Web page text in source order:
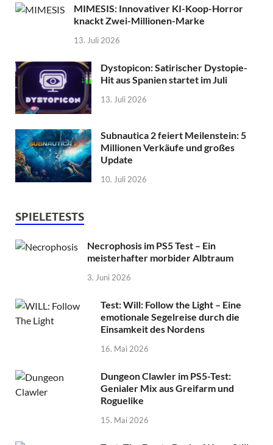
MIMESIS: Innovativer KI-Koop-Horror
knackt Zwei-Millionen-Marke
13. Juli 2026
Dystopicon: Satirischer Dystopie-
Hit aus Spanien startet im Juli
13. Juli 2026
Subnautica 2 feiert Meilenstein: 5
Millionen Verkäufe und großes
Update
10. Juli 2026
SPIELETESTS
Necrophosis im PS5 Test – Ein
meisterhafter morbider Albtraum
3. Juni 2026
Test: Will: Follow the Light – Eine
emotionale Segelreise durch die
Einsamkeit des Nordens
16. Mai 2026
Dungeon Clawler im PS5-Test:
Genialer Mix aus Greifarm und
Roguelike
15. Mai 2026